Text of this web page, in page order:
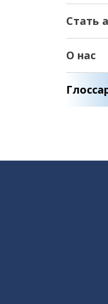
Стать
О нас